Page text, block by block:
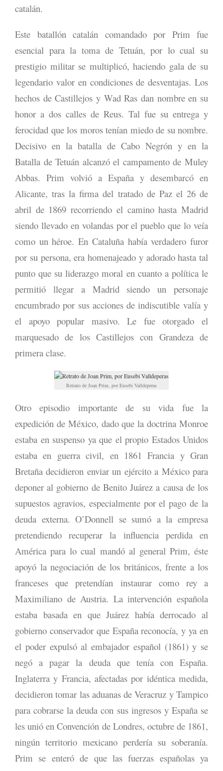
catalán.
Este batallón catalán comandado por Prim fue
esencial para la toma de Tetuán, por lo cual su
prestigio militar se multiplicó, haciendo gala de su
legendario valor en condiciones de desventajas. Los
hechos de Castillejos y Wad Ras dan nombre en su
honor a dos calles de Reus. Tal fue su entrega y
ferocidad que los moros tenían miedo de su nombre.
Decisivo en la batalla de Cabo Negrón y en la
Batalla de Tetuán alcanzó el campamento de Muley
Abbas. Prim volvió a España y desembarcó en
Alicante, tras la firma del tratado de Paz el 26 de
abril de 1869 recorriendo el camino hasta Madrid
siendo llevado en volandas por el pueblo que lo veía
como un héroe. En Cataluña había verdadero furor
por su persona, era homenajeado y adorado hasta tal
punto que su liderazgo moral en cuanto a política le
permitió llegar a Madrid siendo un personaje
encumbrado por sus acciones de indiscutible valía y
el apoyo popular masivo. Le fue otorgado el
marquesado de los Castillejos con Grandeza de
primera clase.
Retrato de Joan Prim, por Eusebi Valldeperas
Otro episodio importante de su vida fue la
expedición de México, dado que la doctrina Monroe
estaba en suspenso ya que el propio Estados Unidos
estaba en guerra civil, en 1861 Francia y Gran
Bretaña decidieron enviar un ejército a México para
deponer al gobierno de Benito Juárez a causa de los
supuestos agravios, especialmente por el pago de la
deuda externa. O’Donnell se sumó a la empresa
pretendiendo recuperar la influencia perdida en
América para lo cual mandó al general Prim, éste
apoyó la negociación de los británicos, frente a los
franceses que pretendían instaurar como rey a
Maximiliano de Austria. La intervención española
estaba basada en que Juárez había derrocado al
gobierno conservador que España reconocía, y ya en
el poder expulsó al embajador español (1861) y se
negó a pagar la deuda que tenía con España.
Inglaterra y Francia, afectadas por idéntica medida,
decidieron tomar las aduanas de Veracruz y Tampico
para cobrarse la deuda con sus ingresos y España se
les unió en Convención de Londres, octubre de 1861,
ningún territorio mexicano perdería su soberanía.
Prim se enteró de que las fuerzas españolas ya